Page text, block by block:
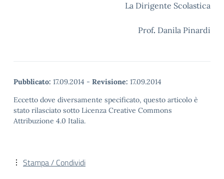
La Dirigente Scolastica
Prof. Danila Pinardi
Pubblicato: 17.09.2014 - Revisione: 17.09.2014
Eccetto dove diversamente specificato, questo articolo è
stato rilasciato sotto Licenza Creative Commons
Attribuzione 4.0 Italia.
Stampa / Condividi